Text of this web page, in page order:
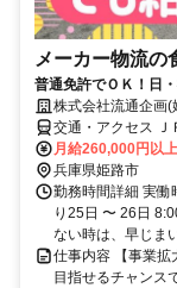
メーカー物流
普通免許でＯＫ！日
株式会社流通企画
交通・アクセス Ｊ
月給260,000円以上
兵庫県姫路市
勤務時間詳細 実働
り25日 〜 26日
ない時は、早じま
仕事内容 【事業拡
目指せるチャンス